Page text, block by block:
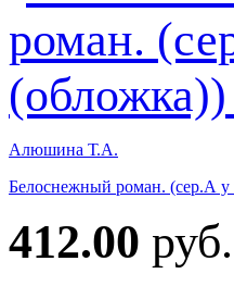
Алюшина Т.А.
Белоснежный роман. (сер.А
412.00 руб.